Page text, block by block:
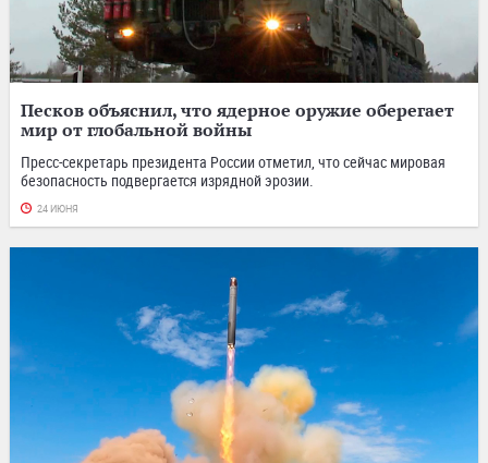
Песков объяснил, что ядерное оружие оберегает
мир от глобальной войны
Пресс-секретарь президента России отметил, что сейчас мировая
безопасность подвергается изрядной эрозии.
24 ИЮНЯ